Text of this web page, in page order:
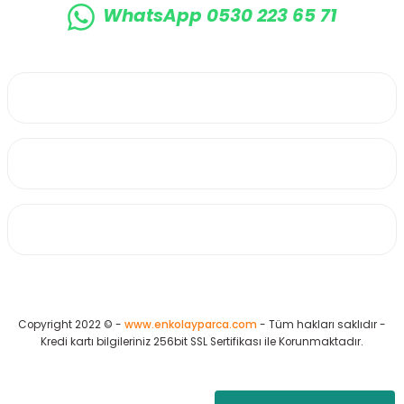
WhatsApp 0530 223 65 71
Copyright 2022 © - www.enkolayparca.com - Tüm hakları saklıdır -
Kredi kartı bilgileriniz 256bit SSL Sertifikası ile Korunmaktadır.